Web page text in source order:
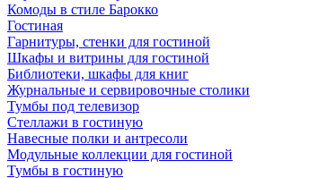
Комоды в стиле Барокко
Гостиная
Гарнитуры, стенки для гостиной
Шкафы и витрины для гостиной
Библиотеки, шкафы для книг
Журнальные и сервировочные столики
Тумбы под телевизор
Стеллажи в гостиную
Навесные полки и антресоли
Модульные коллекции для гостиной
Тумбы в гостиную